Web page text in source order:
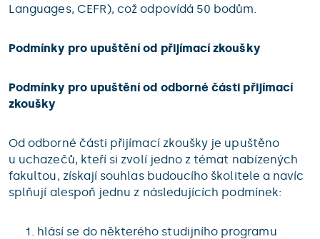
Languages, CEFR), což odpovídá 50 bodům.
Podmínky pro upuštění od přijímací zkoušky
Podmínky pro upuštění od odborné části přijímací
zkoušky
Od odborné části přijímací zkoušky je upuštěno
u uchazečů, kteří si zvolí jedno z témat nabízených
fakultou, získají souhlas budoucího školitele a navíc
splňují alespoň jednu z následujících podmínek:
hlásí se do některého studijního programu